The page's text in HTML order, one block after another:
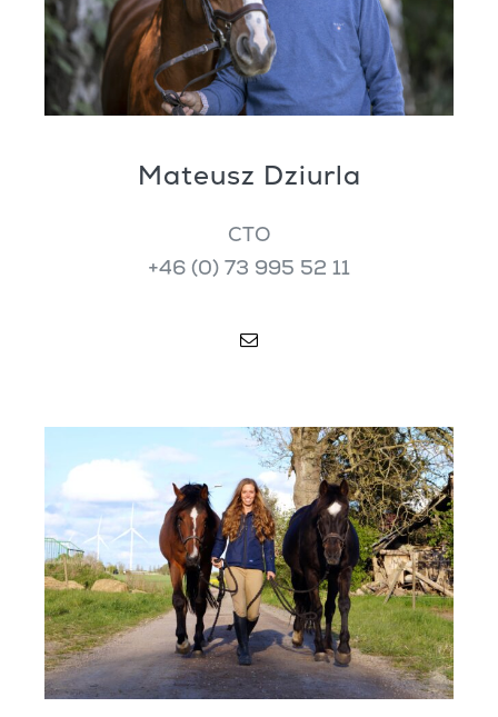
Mateusz Dziurla
CTO
+46 (0) 73 995 52 11